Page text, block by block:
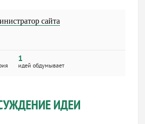
сайта
1
идей обдумывает
ИДЕИ